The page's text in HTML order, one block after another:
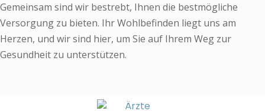
Gemeinsam sind wir bestrebt, Ihnen die bestmögliche
Versorgung zu bieten. Ihr Wohlbefinden liegt uns am
Herzen, und wir sind hier, um Sie auf Ihrem Weg zur
Gesundheit zu unterstützen.